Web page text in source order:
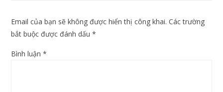
Email của bạn sẽ không được hiển thị công khai. Các trường
bắt buộc được đánh dấu*
Bình luận*